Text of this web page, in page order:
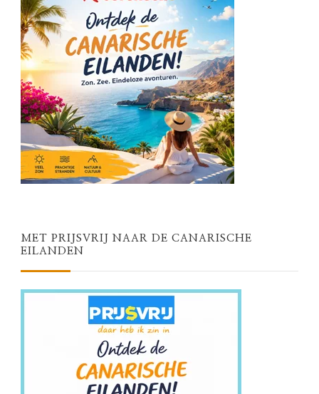
MET PRIJSVRIJ NAAR DE CANARISCHE
EILANDEN